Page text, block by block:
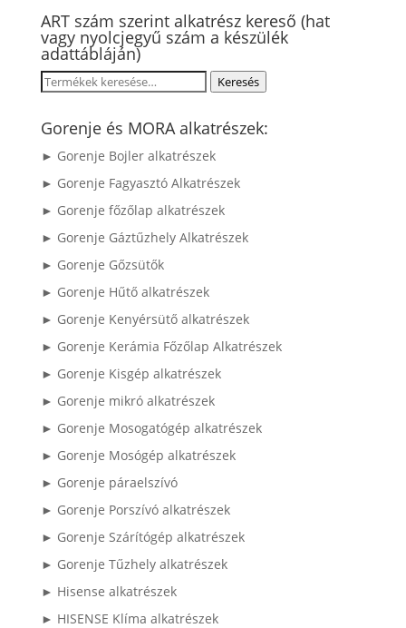
ART szám szerint alkatrész kereső (hat
vagy nyolcjegyű szám a készülék
adattábláján)
Keresés
következőre:
Keresés
Gorenje és MORA alkatrészek:
► Gorenje Bojler alkatrészek
► Gorenje Fagyasztó Alkatrészek
► Gorenje főzőlap alkatrészek
► Gorenje Gáztűzhely Alkatrészek
► Gorenje Gőzsütők
► Gorenje Hűtő alkatrészek
► Gorenje Kenyérsütő alkatrészek
► Gorenje Kerámia Főzőlap Alkatrészek
► Gorenje Kisgép alkatrészek
► Gorenje mikró alkatrészek
► Gorenje Mosogatógép alkatrészek
► Gorenje Mosógép alkatrészek
► Gorenje páraelszívó
► Gorenje Porszívó alkatrészek
► Gorenje Szárítógép alkatrészek
► Gorenje Tűzhely alkatrészek
► Hisense alkatrészek
► HISENSE Klíma alkatrészek